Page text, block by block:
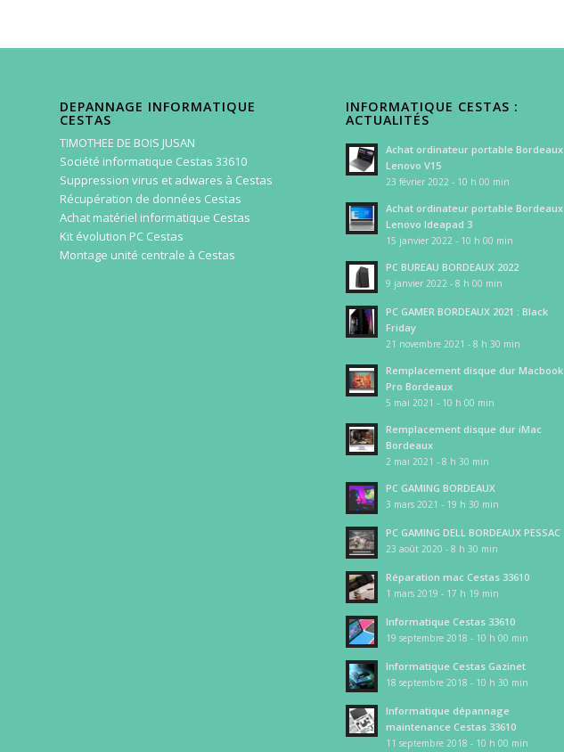
DEPANNAGE INFORMATIQUE
CESTAS
TIMOTHEE DE BOIS JUSAN
Société informatique Cestas 33610
Suppression virus et adwares à Cestas
Récupération de données Cestas
Achat matériel informatique Cestas
Kit évolution PC Cestas
Montage unité centrale à Cestas
INFORMATIQUE CESTAS :
ACTUALITÉS
Achat ordinateur portable Bordeaux
Lenovo V15
23 février 2022 - 10 h 00 min
Achat ordinateur portable Bordeaux
Lenovo Ideapad 3
15 janvier 2022 - 10 h 00 min
PC BUREAU BORDEAUX 2022
9 janvier 2022 - 8 h 00 min
PC GAMER BORDEAUX 2021 : Black
Friday
21 novembre 2021 - 8 h 30 min
Remplacement disque dur Macbook
Pro Bordeaux
5 mai 2021 - 10 h 00 min
Remplacement disque dur iMac
Bordeaux
2 mai 2021 - 8 h 30 min
PC GAMING BORDEAUX
3 mars 2021 - 19 h 30 min
PC GAMING DELL BORDEAUX PESSAC
23 août 2020 - 8 h 30 min
Réparation mac Cestas 33610
1 mars 2019 - 17 h 19 min
Informatique Cestas 33610
19 septembre 2018 - 10 h 00 min
Informatique Cestas Gazinet
18 septembre 2018 - 10 h 30 min
Informatique dépannage
maintenance Cestas 33610
11 septembre 2018 - 10 h 00 min